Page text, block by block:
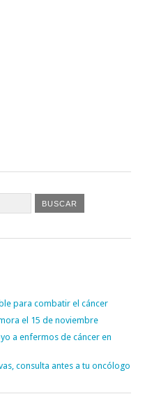
para combatir el cáncer
el 15 de noviembre
a enfermos de cáncer en
consulta antes a tu oncólogo